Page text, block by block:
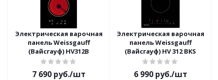
Электрическая варочная
панель Weissgauff
(Вайсгауф) HV312B
7 690руб./шт
Электрическая варочная
панель Weissgauff
(Вайсгауф) HV 312 BKS
6 990руб./шт